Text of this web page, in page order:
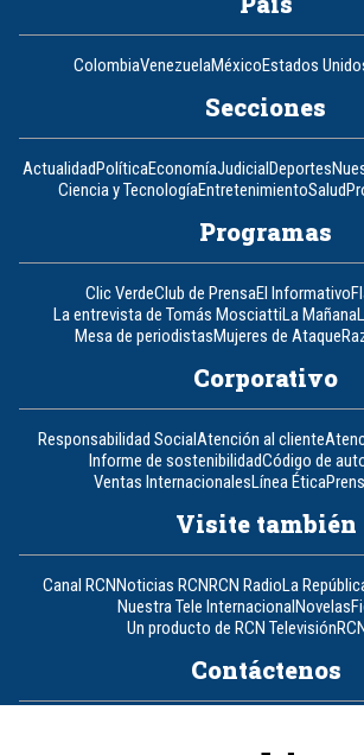
ColombiaVenezuelaMéxicoEstados
Secciones
ActualidadPolíticaEconomíaJudicialDeportes
Ciencia y TecnologíaEntretenimientoSalud
Programas
Clic VerdeClub de PrensaEl Informativo
La entrevista de Tomás MosciattiLa Mañana
Mesa de periodistasMujeres de Ataque
Corporativo
Responsabilidad SocialAtención al cliente
Informe de sostenibilidadCódigo de
Ventas InternacionalesLínea Ética
Visite también
Canal RCNNoticias RCNRCN RadioLa
Nuestra Tele InternacionalNovelas
Un producto de RCN Televisión
Contáctenos